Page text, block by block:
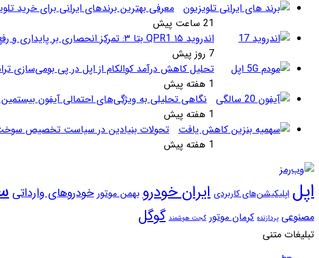
معرفی بهترین برندهای ایرانی برای خرید
21 ساعت پیش
اندروید ۱۵ QPR1 بتا ۳: تمرکز انحصاری بر پایداری و رفع اشکالات
7 روز پیش
تحلیل کاهش درآمد کوالکام از اپل در پی بومی‌سازی
1 هفته پیش
نگاهی تحلیلی به ویژگی‌های احتمالی آیفون
1 هفته پیش
تحولات بنیادین در سیاست تخصیص
1 هفته پیش
اپل اپلیکیشن‌های کاربردی ایران خودرو بهمن موتور خودروهای وارداتی
مصنوعی پردازنده کرمان موتور گجت هوشمند گوگل
تبلیغات متنی